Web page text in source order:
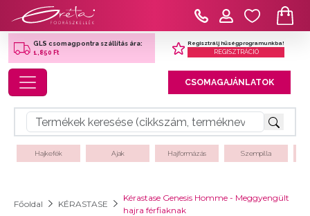
GLS csomagpontra szállítás ára:
1,850 Ft
Regisztrálj hűségprogramunkba!
REGISZTRÁCIÓ
Toggle navigation CSOMAGAJÁNLATOK
Hajkefék Ajak Hajformázás Szempilla
Főoldal KÉRASTASE
Kérastase Genesis Homme - Meggyengült
hajra férfiaknak